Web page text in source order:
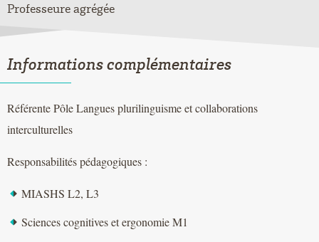
Professeure agrégée
Informations complémentaires
Référente Pôle Langues plurilinguisme et collaborations
interculturelles
Responsabilités pédagogiques :
MIASHS L2, L3
Sciences cognitives et ergonomie M1